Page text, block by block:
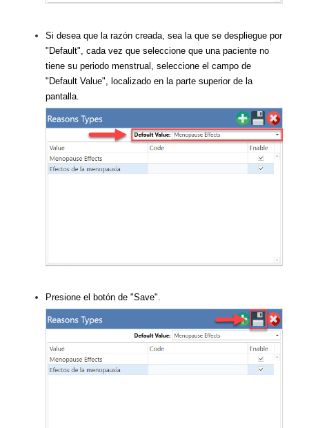
Si desea que la razón creada, sea la que se despliegue por
"Default", cada vez que seleccione que una paciente no
tiene su periodo menstrual, seleccione el campo de
"Default Value", localizado en la parte superior de la
pantalla.
Presione el botón de "Save".